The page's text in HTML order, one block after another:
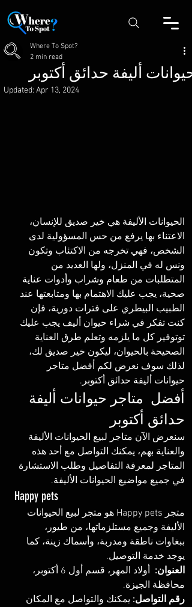
حيوانات أليفة حدائق أكتوبر
Where To Spot?
2 min read
Updated: Apr 13, 2024
الحيوانات الأليفة هي خير صديق للإنسان،
الاعتناء بها يرفع من حس المسؤولية لدى
الشخص، فهي تخرجه من الاكتئاب وتكون
ونس له في المنزل، ولها العديد من
المتطلبات من طعام وشراب وأدوات عناية
صحية، يجب عليك الاهتمام بها ومتابعتها عند
الطبيب البيطري على فترات دورية، فإن
كنت تفكر في شراء حيوان أليف يجب عليك
توتوفير كل ما يلزمه وتعلم طرق العناية
الصحيحة بالحيوان، ليكون خير صديق لك،
لذلك سوف نعرض لكم أفضل متاجر
حيوانات أليفة حدائق أكتوبر.
أفضل  متاجر حيوانات أليفة
حدائق أكتوبر
سنعرض الآن متاجر لبيع الحيوانات الأليفة
والعناية بهم، يمكنك التواصل مع أحد هذه
المتاجر لمعرفة التفاصيل وطلب الاستشارة
في جميع مواضيع الحيوانات الأليفة.
Happy pets
متجر Happy pets هو متجر لبيع الحيوانات
الأليفة وجميع مستلزماتها، من طيور،
ببغاوات ناطقة ومدربة، وأسماك زينة، كما
يوجد خدمة التوصيل.
العنوان:
  أولاد المهر، قسم أول 6 أكتوبر،
محافظة الجيزة.
رقم التواصل: يمكنك والتواصل مع المكان